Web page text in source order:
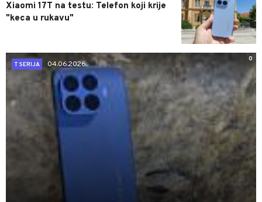
Xiaomi 17T na testu: Telefon koji krije
"keca u rukavu"
0
T SERIJA
04.06.2026.